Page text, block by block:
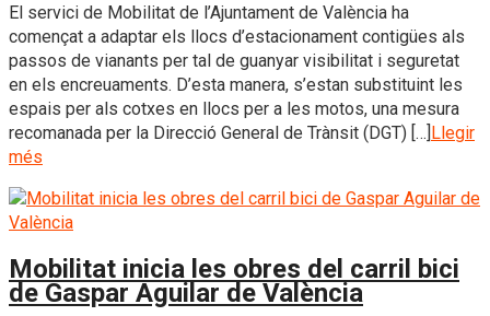
El servici de Mobilitat de l’Ajuntament de València ha
començat a adaptar els llocs d’estacionament contigües als
passos de vianants per tal de guanyar visibilitat i seguretat
en els encreuaments. D’esta manera, s’estan substituint les
espais per als cotxes en llocs per a les motos, una mesura
recomanada per la Direcció General de Trànsit (DGT) […]Llegir
més
Mobilitat inicia les obres del carril bici
de Gaspar Aguilar de València